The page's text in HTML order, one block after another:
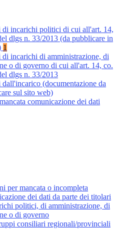
di incarichi politici di cui all'art. 14,
dlgs n. 33/2013 (da pubblicare in
1
di incarichi di amministrazione, di
o di governo di cui all'art. 14, co.
dlgs n. 33/2013
dall'incarico (documentazione da
sul sito web)
comunicazione dei dati
per mancata o incompleta
dei dati da parte dei titolari
politici, di amministrazione, di
o di governo
consiliari regionali/provinciali